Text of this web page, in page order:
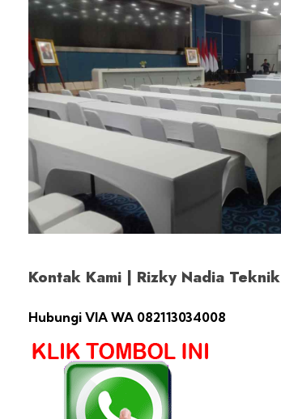
Kontak Kami | Rizky Nadia Teknik
Hubungi VIA WA 082113034008